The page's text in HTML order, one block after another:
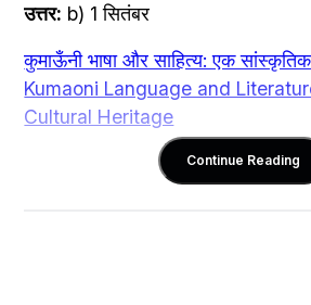
उत्तर: b) 1 सितंबर
कुमाऊँनी भाषा और साहित्य: एक
Kumaoni Language and
Cultural Heritage
Continue Reading